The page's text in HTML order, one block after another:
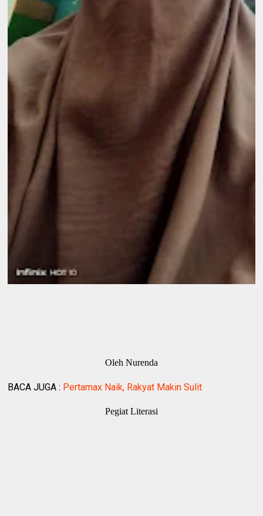
Oleh Nurenda
BACA JUGA : Pertamax Naik, Rakyat Makin Sulit
Pegiat Literasi